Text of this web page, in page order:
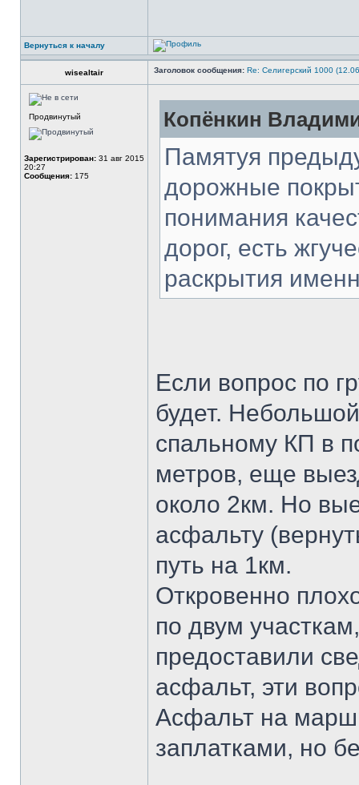
Вернуться к началу
wisealtair Заголовок сообщения: Re: Селигерский 1000
Продвинутый
Зарегистрирован: 31 авг 2015
20:27
Сообщения: 175
Копёнкин
Памятуя
дорожные
понимания
дорог, есть
раскрытия
Если вопрос по
будет.
спальному КП в
метров, еще
около 2км. Но
асфальту
путь на 1км.
Откровенно
по двум
предоставили
асфальт, эти
Асфальт на
заплатками, но